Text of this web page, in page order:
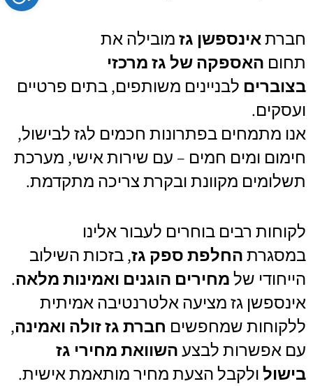
חברתאינספשן גזמובילה את
תחום האספקה של גז מרכזי
בצוברים לבניינים משותפים, בתים פרטיים
ועסקים.
אנו מתמחים בפתרונות חכמים לגז לבישול,
חימום ומים חמים – עם שירות אישי, מערכת
תשלומים מקוונת ובקרת צריכה מתקדמת.
לקוחות רבים בוחרים לעבור אלינו
במסגרתהחלפת ספק גז, בזכות השילוב
הייחודי שלמחירים הוגנים ואמינות מלאה.
אינספשן גז מציעה אלטרנטיבה אמיתית
ללקוחות שמחפשים חברת גז זולה ואמינה,
עם אפשרות לבצעהשוואת מחירי גז
בישולולקבל הצעת מחיר מותאמת אישית.